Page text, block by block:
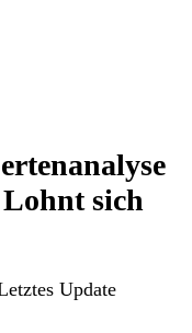
sich
Update